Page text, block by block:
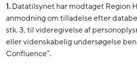
1.Datatilsynet har modtaget Region
anmodning om tilladelse efter
stk. 3, til videregivelse af
eller videnskabelig undersøgelse
Confluence”.